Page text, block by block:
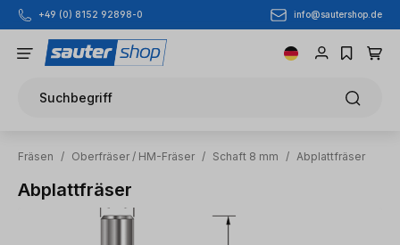
Zum Hauptinhalt springen
+49 (0) 8152 92898-0 info@sautershop.de
Suchbegriff
Fräsen / Oberfräser / HM-Fräser / Schaft 8 mm / Abplattfräser
Abplattfräser